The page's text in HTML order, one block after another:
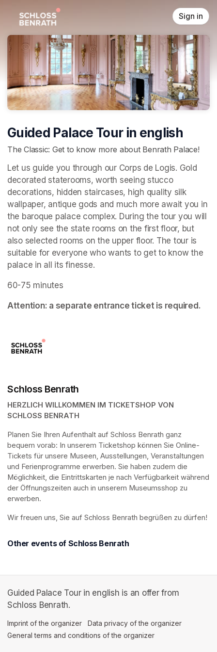
Sign in
Guided Palace Tour in english
The Classic: Get to know more about Benrath Palace!
Let us guide you through our Corps de Logis. Gold
decorated staterooms, worth seeing stucco
decorations, hidden staircases, high quality silk
wallpaper, antique gods and much more await you in
the baroque palace complex. During the tour you will
not only see the state rooms on the first floor, but
also selected rooms on the upper floor. The tour is
suitable for everyone who wants to get to know the
palace in all its finesse.
60-75 minutes
Attention: a separate entrance ticket is required.
Schloss Benrath
HERZLICH WILLKOMMEN IM TICKETSHOP VON
SCHLOSS BENRATH
Planen Sie Ihren Aufenthalt auf Schloss Benrath ganz
bequem vorab: In unserem Ticketshop können Sie Online-
Tickets für unsere Museen, Ausstellungen, Veranstaltungen
und Ferienprogramme erwerben. Sie haben zudem die
Möglichkeit, die Eintrittskarten je nach Verfügbarkeit während
der Öffnungszeiten auch in unserem Museumsshop zu
erwerben.
Wir freuen uns, Sie auf Schloss Benrath begrüßen zu dürfen!
Other events of Schloss Benrath
Guided Palace Tour in english is an offer from
Schloss Benrath.
Imprint of the organizer (opens in a new tab)
Data privacy of the organizer
General terms and conditions of the organizer